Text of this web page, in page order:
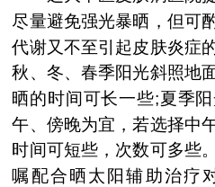
尽量避免强光暴晒，但可
代谢又不至引起皮肤炎症
秋、冬、春季阳光斜照地
晒的时间可长一些;夏季
午、傍晚为宜，若选择中
时间可短些，次数可多些
嘱配合晒太阳辅助治疗